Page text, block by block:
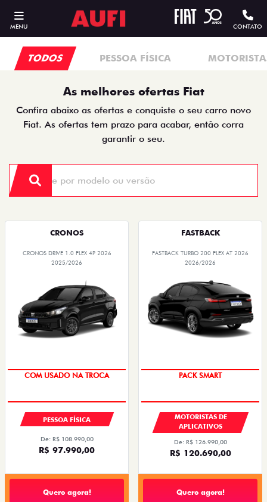
MENU CONTATO
TODOS PESSOA FÍSICA
As melhores ofertas Fiat
Confira abaixo as ofertas e conquiste o seu carro novo
Fiat. As ofertas tem prazo para acabar, então corra
garantir o seu.
CRONOS
CRONOS DRIVE 1.0 FLEX 4P 2026
2025/2026
COM USADO NA TROCA
PESSOA FÍSICA
De: R$ 108.990,00
R$ 97.990,00
Quero agora!
FASTBACK
FASTBACK TURBO 200 FLEX AT 2026
2026/2026
PACK SMART
MOTORISTAS DE
APLICATIVOS
De: R$ 126.990,00
R$ 120.690,00
Quero agora!